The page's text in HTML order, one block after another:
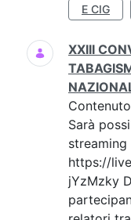
E CIG
XXIII
Sarà
https://
jYzMzky